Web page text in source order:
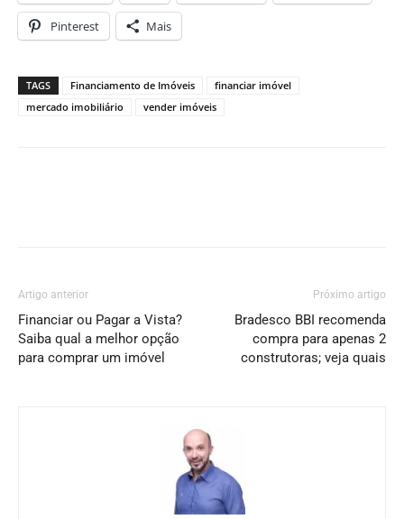
Pinterest Mais
TAGS Financiamento de Imóveis
financiar imóvel
mercado imobiliário
vender imóveis
Artigo anterior
Financiar ou Pagar a Vista?
Saiba qual a melhor opção
para comprar um imóvel
Próximo artigo
Bradesco BBI recomenda
compra para apenas 2
construtoras; veja quais